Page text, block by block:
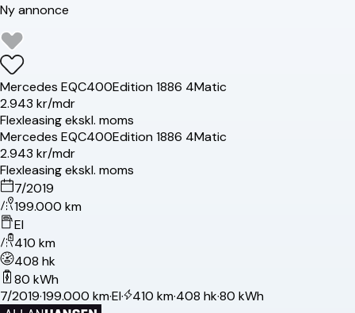
Ny annonce
Mercedes EQC400Edition 1886 4Matic
2.943 kr/mdr
Flexleasing ekskl. moms
Mercedes EQC400Edition 1886 4Matic
2.943 kr/mdr
Flexleasing ekskl. moms
7/2019
199.000 km
El
410 km
408 hk
80 kWh
7/2019·199.000 km·El· 410 km·408 hk·80 kWh